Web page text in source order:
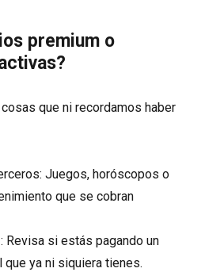
premium o
que ni recordamos haber
Juegos, horóscopos o
que se cobran
Revisa si estás pagando un
que ya ni siquiera tienes.